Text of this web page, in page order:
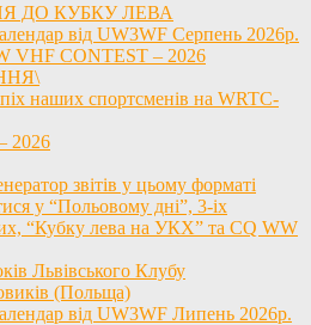
ДО КУБКУ ЛЕВА
від UW3WF Серпень 2026р.
VHF CONTEST – 2026
наших спортсменів на WRTC-
2026
звітів у цьому форматі
у “Польовому дні”, 3-іх
“Кубку лева на УКХ” та CQ WW
Львівського Клубу
(Польща)
від UW3WF Липень 2026р.